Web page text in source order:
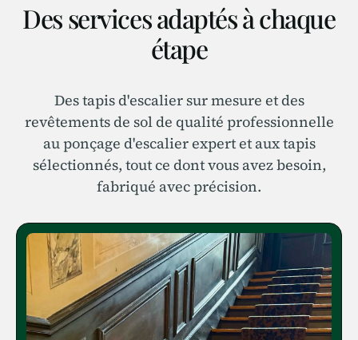
Des services adaptés à chaque
étape
Des tapis d'escalier sur mesure et des
revêtements de sol de qualité professionnelle
au ponçage d'escalier expert et aux tapis
sélectionnés, tout ce dont vous avez besoin,
fabriqué avec précision.